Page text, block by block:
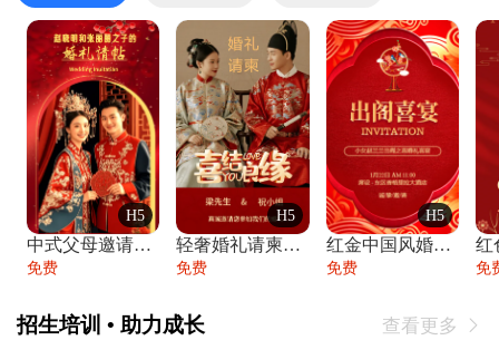
H5
中式父母邀请函婚礼结婚请柬请贴父母邀请方
免费
H5
轻奢婚礼请柬婚礼邀请函结婚照请帖
免费
H5
红金中国风婚礼请柬出阁喜宴嫁女请帖出阁宴
免费 免
招生培训 • 助力成长 查看更多 